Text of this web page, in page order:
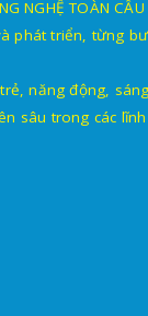
NGHỆ TOÀN
phát triển, từng
năng động,
sâu trong các